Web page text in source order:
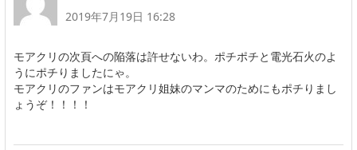
2019年7月19日 16:28
モアクリの次頁への陥落は許せないわ。ポチポチと電光石火のよ
うにポチりましたにゃ。
モアクリのファンはモアクリ姐妹のマンマのためにもポチりまし
ょうぞ！！！！